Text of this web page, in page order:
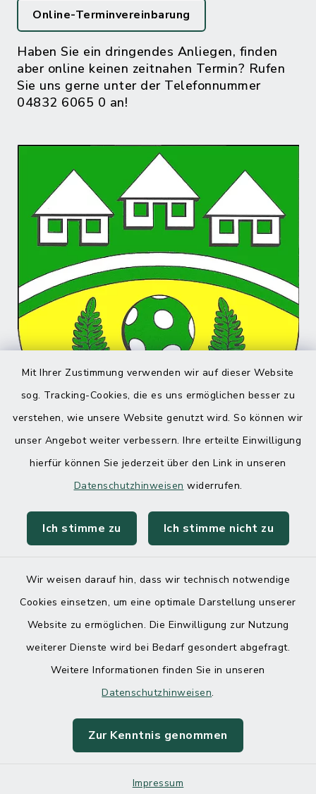
Mit Ihrer Zustimmung verwenden wir auf dieser Website
sog. Tracking-Cookies, die es uns ermöglichen besser zu
verstehen, wie unsere Website genutzt wird. So können wir
unser Angebot weiter verbessern. Ihre erteilte Einwilligung
hierfür können Sie jederzeit über den Link in unseren
Datenschutzhinweisen widerrufen.
Ich stimme zu Ich stimme nicht zu
Wir weisen darauf hin, dass wir technisch notwendige
Cookies einsetzen, um eine optimale Darstellung unserer
Website zu ermöglichen. Die Einwilligung zur Nutzung
weiterer Dienste wird bei Bedarf gesondert abgefragt.
Weitere Informationen finden Sie in unseren
Datenschutzhinweisen.
Zur Kenntnis genommen
Impressum
Online-Terminvereinbarung
Haben Sie ein dringendes Anliegen, finden
aber online keinen zeitnahen Termin? Rufen
Sie uns gerne unter der Telefonnummer
04832 6065 0 an!
Kontakt
Datenschutz
Impressum
Cookie-Einstellungen